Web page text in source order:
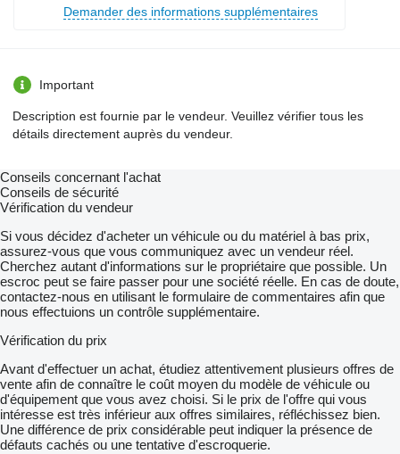
Demander des informations supplémentaires
Important
Description est fournie par le vendeur. Veuillez vérifier tous les
détails directement auprès du vendeur.
Conseils concernant l'achat
Conseils de sécurité
Vérification du vendeur
Si vous décidez d'acheter un véhicule ou du matériel à bas prix,
assurez-vous que vous communiquez avec un vendeur réel.
Cherchez autant d'informations sur le propriétaire que possible. Un
escroc peut se faire passer pour une société réelle. En cas de doute,
contactez-nous en utilisant le formulaire de commentaires afin que
nous effectuions un contrôle supplémentaire.
Vérification du prix
Avant d'effectuer un achat, étudiez attentivement plusieurs offres de
vente afin de connaître le coût moyen du modèle de véhicule ou
d'équipement que vous avez choisi. Si le prix de l'offre qui vous
intéresse est très inférieur aux offres similaires, réfléchissez bien.
Une différence de prix considérable peut indiquer la présence de
défauts cachés ou une tentative d'escroquerie.